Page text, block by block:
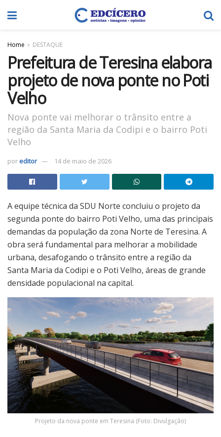
Home DESTAQUE
Prefeitura de Teresina elabora
projeto de nova ponte no Poti
Velho
Nova ponte vai melhorar o trânsito entre a
região da Santa Maria da Codipi e o bairro Poti
Velho
por editor 14 de maio de 2026
A equipe técnica da SDU Norte concluiu o projeto da
segunda ponte do bairro Poti Velho, uma das principais
demandas da população da zona Norte de Teresina. A
obra será fundamental para melhorar a mobilidade
urbana, desafogando o trânsito entre a região da
Santa Maria da Codipi e o Poti Velho, áreas de grande
densidade populacional na capital.
Projeto da nova ponte em Teresina (Foto: Divulgação)